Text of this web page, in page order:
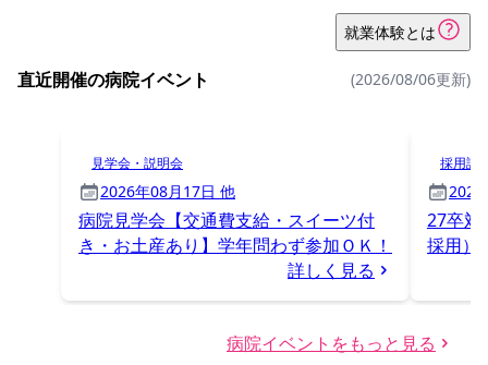
就業体験とは
直近開催の病院イベント (2026/08/06更新)
見学会・説明会
2026年08月17日 他
病院見学会【交通費支給・スイーツ付
き・お土産あり】学年問わず参加ＯＫ！
詳しく見る
採用試
2026
27卒対
採用）
病院イベントをもっと見る